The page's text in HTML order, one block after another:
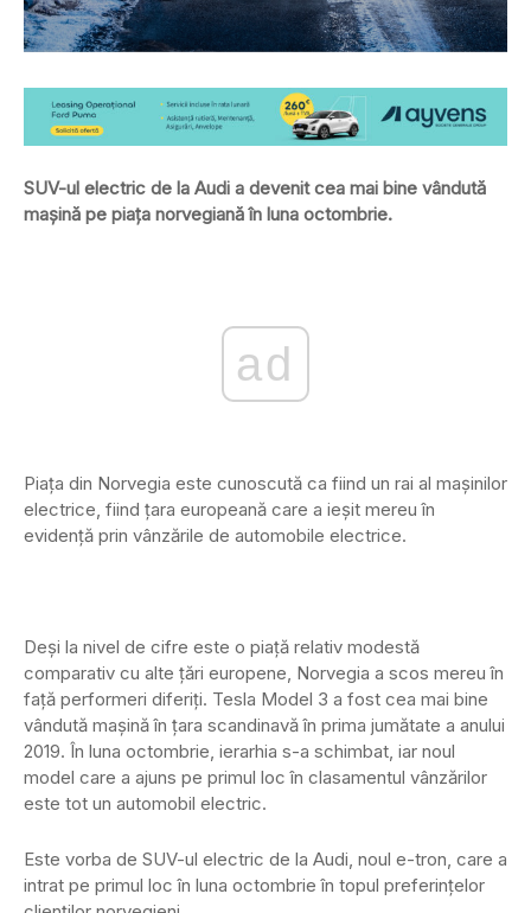
SUV-ul electric de la Audi a devenit cea mai bine vândută
mașină pe piața norvegiană în luna octombrie.
ad
Piața din Norvegia este cunoscută ca fiind un rai al mașinilor
electrice, fiind țara europeană care a ieșit mereu în
evidență prin vânzările de automobile electrice.
Deși la nivel de cifre este o piață relativ modestă
comparativ cu alte țări europene, Norvegia a scos mereu în
față performeri diferiți. Tesla Model 3 a fost cea mai bine
vândută mașină în țara scandinavă în prima jumătate a anului
2019. În luna octombrie, ierarhia s-a schimbat, iar noul
model care a ajuns pe primul loc în clasamentul vânzărilor
este tot un automobil electric.
Este vorba de SUV-ul electric de la Audi, noul e-tron, care a
intrat pe primul loc în luna octombrie în topul preferințelor